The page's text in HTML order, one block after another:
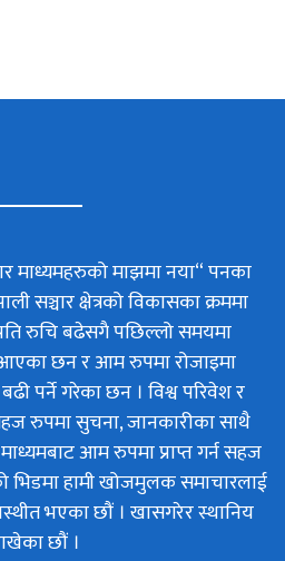
माध्यमहरुको माझमा नया“ पनका
सञ्चार क्षेत्रको विकासका क्रममा
रुचि बढेसगै पछिल्लो समयमा
छन र आम रुपमा रोजाइमा
पर्ने गरेका छन । विश्व परिवेश र
रुपमा सुचना, जानकारीका साथै
आम रुपमा प्राप्त गर्न सहज
हामी खोजमुलक समाचारलाई
भएका छौं । खासगरेर स्थानिय
छौं ।